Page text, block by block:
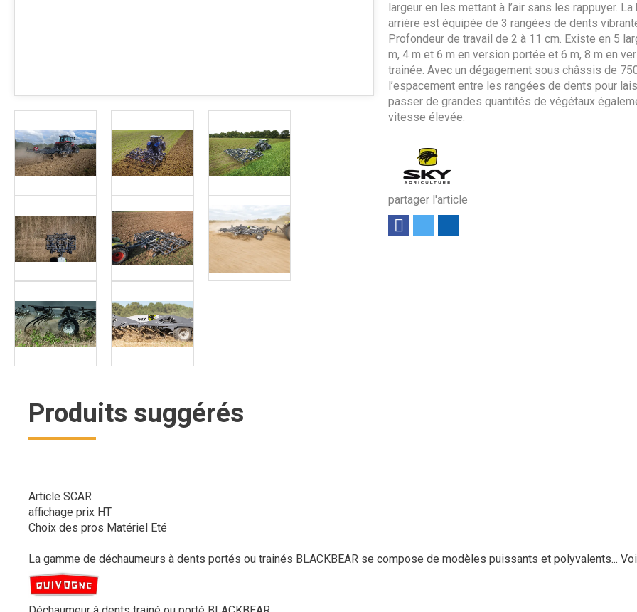
partager l'article
largeur en les mettant à l’air sans les rappuyer. La
arrière est équipée de 3 rangées de dents
Profondeur de travail de 2 à 11 cm. Existe en 5
m, 4 m et 6 m en version portée et 6 m, 8 m en
trainée. Avec un dégagement sous châssis de
l’espacement entre les rangées de dents pour
passer de grandes quantités de végétaux
vitesse élevée.
Produits suggérés
Article SCAR
affichage prix HT
Choix des pros Matériel Eté
La gamme de déchaumeurs à dents portés ou trainés BLACKBEAR se compose de modèles puissants et polyvalents...